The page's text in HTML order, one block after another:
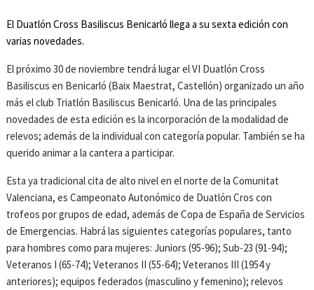
El Duatlón Cross Basiliscus Benicarló llega a su sexta edición con
varias novedades.
El próximo 30 de noviembre tendrá lugar el VI Duatlón Cross
Basiliscus en Benicarló (Baix Maestrat, Castellón) organizado un año
más el club Triatlón Basiliscus Benicarló. Una de las principales
novedades de esta edición es la incorporación de la modalidad de
relevos; además de la individual con categoría popular. También se ha
querido animar a la cantera a participar.
Esta ya tradicional cita de alto nivel en el norte de la Comunitat
Valenciana, es Campeonato Autonómico de Duatlón Cros con
trofeos por grupos de edad, además de Copa de España de Servicios
de Emergencias. Habrá las siguientes categorías populares, tanto
para hombres como para mujeres: Juniors (95-96); Sub-23 (91-94);
Veteranos I (65-74); Veteranos II (55-64); Veteranos III (1954 y
anteriores); equipos federados (masculino y femenino); relevos